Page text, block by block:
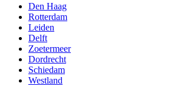
Den Haag
Rotterdam
Leiden
Delft
Zoetermeer
Dordrecht
Schiedam
Westland